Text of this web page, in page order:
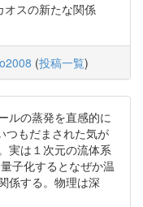
オスの新たな関係
(投稿一覧)
ルの蒸発を直感的に
つもだまされた気が
実は１次元の流体系
子化するとなぜか温
係する。物理は深